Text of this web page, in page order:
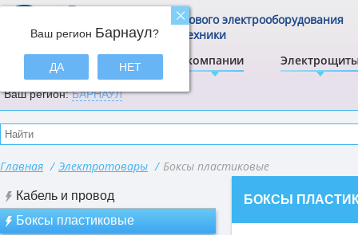
ЭлектрА О компании
Центр щитового электрооборудования
и электротехники
Ваш регион:БАРНАУЛ
Ваш регион Барнаул?
ДА НЕТ
Главная / Электротовары / Боксы пластиковые
Кабель и провод
Боксы пластиковые
БОКСЫ